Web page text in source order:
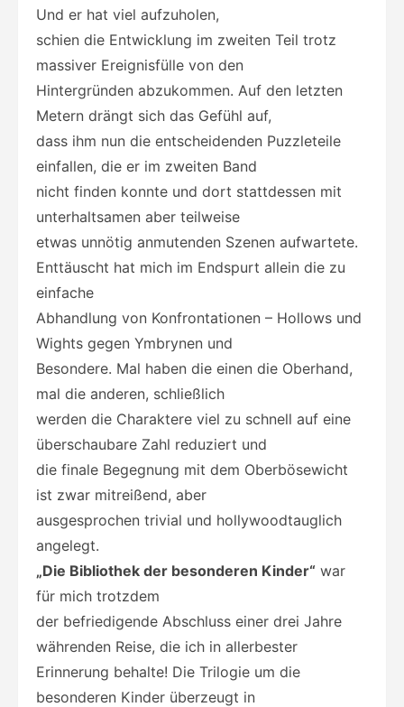
Und er hat viel aufzuholen,
schien die Entwicklung im zweiten Teil trotz
massiver Ereignisfülle von den
Hintergründen abzukommen. Auf den letzten
Metern drängt sich das Gefühl auf,
dass ihm nun die entscheidenden Puzzleteile
einfallen, die er im zweiten Band
nicht finden konnte und dort stattdessen mit
unterhaltsamen aber teilweise
etwas unnötig anmutenden Szenen aufwartete.
Enttäuscht hat mich im Endspurt allein die zu
einfache
Abhandlung von Konfrontationen – Hollows und
Wights gegen Ymbrynen und
Besondere. Mal haben die einen die Oberhand,
mal die anderen, schließlich
werden die Charaktere viel zu schnell auf eine
überschaubare Zahl reduziert und
die finale Begegnung mit dem Oberbösewicht
ist zwar mitreißend, aber
ausgesprochen trivial und hollywoodtauglich
angelegt.
„Die Bibliothek der besonderen Kinder“ war
für mich trotzdem
der befriedigende Abschluss einer drei Jahre
währenden Reise, die ich in allerbester
Erinnerung behalte! Die Trilogie um die
besonderen Kinder überzeugt in